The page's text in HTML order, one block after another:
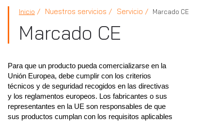
Inicio Nuestros servicios Servicio Marcado CE
Marcado CE
Para que un producto pueda comercializarse en la
Unión Europea, debe cumplir con los criterios
técnicos y de seguridad recogidos en las directivas
y los reglamentos europeos. Los fabricantes o sus
representantes en la UE son responsables de que
sus productos cumplan con los requisitos aplicables